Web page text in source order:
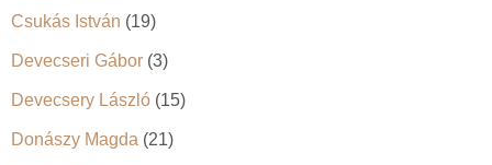
Csukás István (19)
Devecseri Gábor (3)
Devecsery László (15)
Donászy Magda (21)